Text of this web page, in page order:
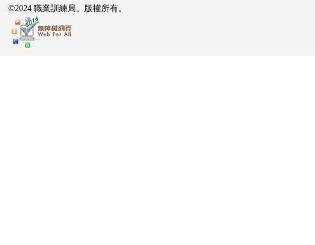
©2024 職業訓練局。版權所有。